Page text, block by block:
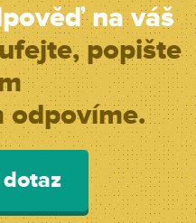
na váš
popište
odpovíme.